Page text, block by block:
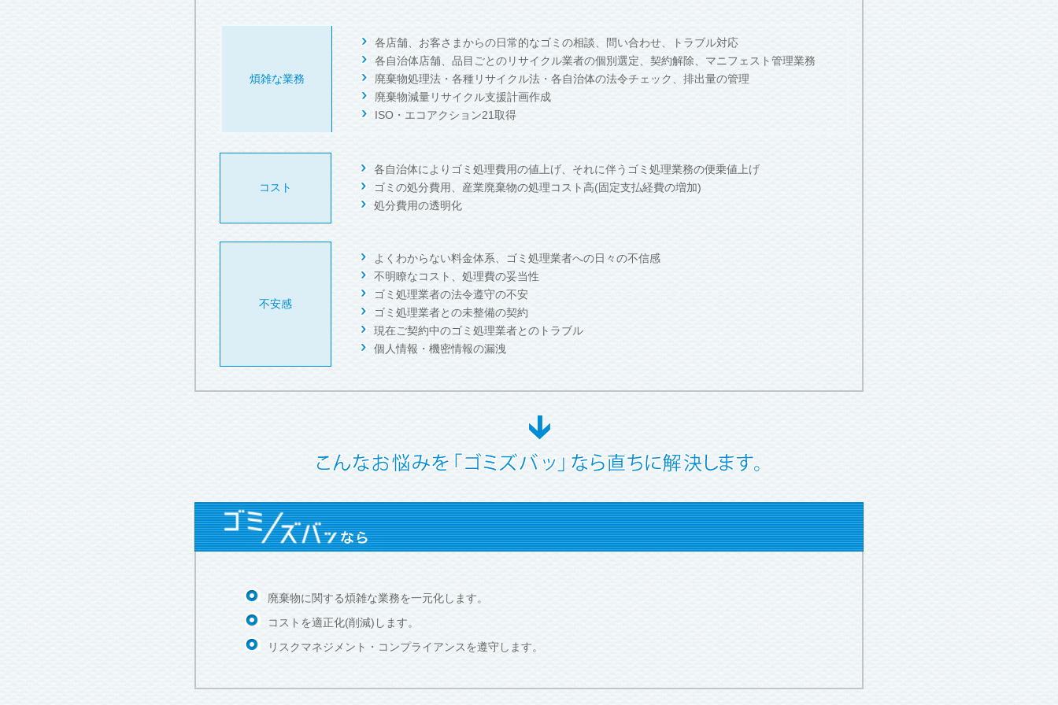
煩雑な業務
各店舗、お客さまからの日常的なゴミの相談、問い合わせ、トラブル対応
各自治体店舗、品目ごとのリサイクル業者の個別選定、契約解除、マニフェスト管理業務
廃棄物処理法・各種リサイクル法・各自治体の法令チェック、排出量の管理
廃棄物減量リサイクル支援計画作成
ISO・エコアクション21取得
コスト
各自治体によりゴミ処理費用の値上げ、それに伴うゴミ処理業務の便乗値上げ
ゴミの処分費用、産業廃棄物の処理コスト高(固定支払経費の増加)
処分費用の透明化
不安感
よくわからない料金体系、ゴミ処理業者への日々の不信感
不明瞭なコスト、処理費の妥当性
ゴミ処理業者の法令遵守の不安
ゴミ処理業者との未整備の契約
現在ご契約中のゴミ処理業者とのトラブル
個人情報・機密情報の漏洩
廃棄物に関する煩雑な業務を一元化します。
コストを適正化(削減)します。
リスクマネジメント・コンプライアンスを遵守します。